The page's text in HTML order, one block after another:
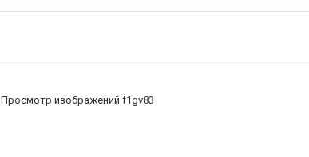
Просмотр изображений f1gv83